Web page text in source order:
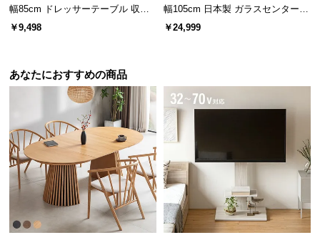
員
規
つ
お
様
シンプルなデザインなので、好みの生活スタイルに
幅85cm ドレッサーテーブル 収納
付
￥9,498
幅105cm 日本製 ガラスセンターテ
ーブル
￥24,999
あなたにおすすめの商品